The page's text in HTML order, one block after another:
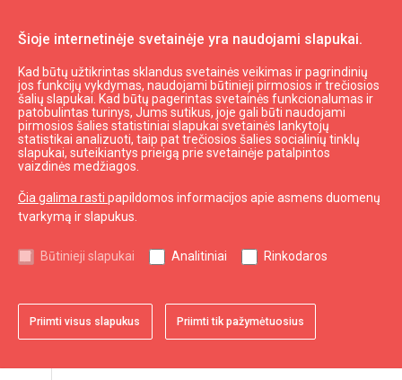
Šioje internetinėje svetainėje yra naudojami slapukai.
Kad būtų užtikrintas sklandus svetainės veikimas ir pagrindinių
jos funkcijų vykdymas, naudojami būtinieji pirmosios ir trečiosios
šalių slapukai. Kad būtų pagerintas svetainės funkcionalumas ir
patobulintas turinys, Jums sutikus, joje gali būti naudojami
pirmosios šalies statistiniai slapukai svetainės lankytojų
statistikai analizuoti, taip pat trečiosios šalies socialinių tinklų
slapukai, suteikiantys prieigą prie svetainėje patalpintos
vaizdinės medžiagos.
Čia galima rasti papildomos informacijos apie asmens duomenų
tvarkymą ir slapukus.
Būtinieji slapukai Analitiniai Rinkodaros
Priimti visus slapukus Priimti tik pažymėtuosius
Valgyti ir gerti Kur pavalgyti
Restoranas "Roze Restaurant"